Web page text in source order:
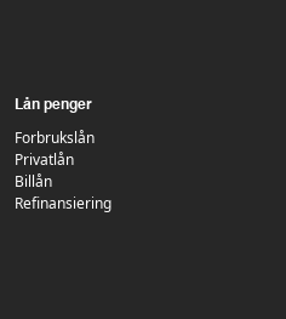
Lån penger
Forbrukslån
Privatlån
Billån
Refinansiering